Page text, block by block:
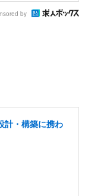
by
計・構築に携わ